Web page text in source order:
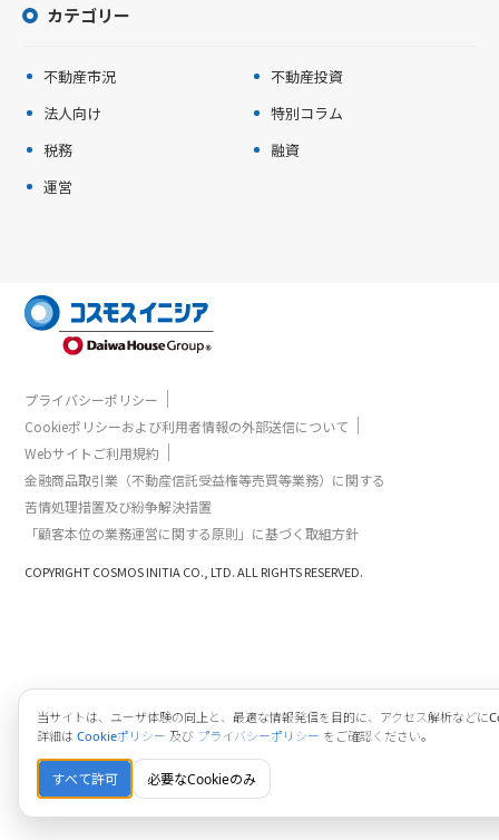
カテゴリー
不動産市況
不動産投資
法人向け
特別コラム
税務
融資
運営
プライバシーポリシー ｜
Cookieポリシーおよび利用者情報の外部送信について ｜
Webサイトご利用規約 ｜
金融商品取引業（不動産信託受益権等売買等業務）に関する
苦情処理措置及び紛争解決措置
「顧客本位の業務運営に関する原則」に基づく取組方針
COPYRIGHT COSMOS INITIA CO., LTD. ALL RIGHTS RESERVED.
当サイトは、ユーザ体験の向上と、最適な情報発信を目的に、アクセス解析などに
詳細は Cookieポリシー 及び プライバシーポリシー をご確認ください。
すべて許可 必要なCookieのみ